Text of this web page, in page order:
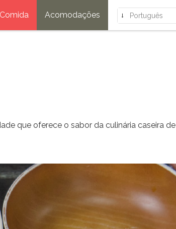
Comida Acomodações Português
que oferece o sabor da culinária caseira de